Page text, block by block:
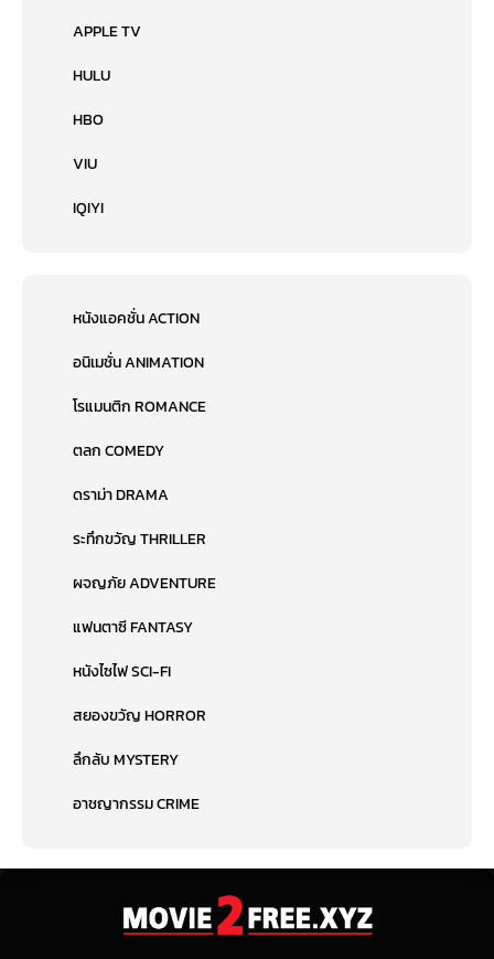
APPLE TV
HULU
HBO
VIU
IQIYI
หนังแอคชั่น ACTION
อนิเมชั่น ANIMATION
โรแมนติก ROMANCE
ตลก COMEDY
ดราม่า DRAMA
ระทึกขวัญ THRILLER
ผจญภัย ADVENTURE
แฟนตาซี FANTASY
หนังไซไฟ SCI-FI
สยองขวัญ HORROR
ลึกลับ MYSTERY
อาชญากรรม CRIME